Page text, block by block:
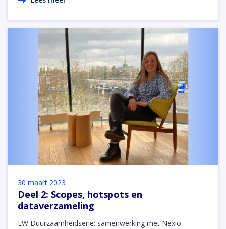
30 maart 2023
Deel 2: Scopes, hotspots en
dataverzameling
EW Duurzaamheidserie: samenwerking met Nexio